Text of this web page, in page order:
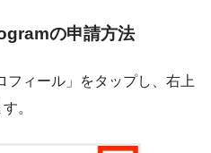
の申請方法
フィール」をタップし、右上
。